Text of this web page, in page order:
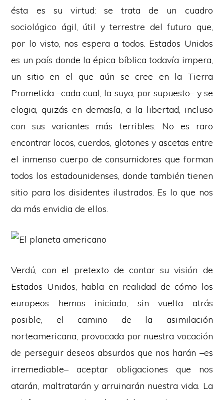
ésta es su virtud: se trata de un cuadro
sociológico ágil, útil y terrestre del futuro que,
por lo visto, nos espera a todos. Estados Unidos
es un país donde la épica bíblica todavía impera,
un sitio en el que aún se cree en la Tierra
Prometida –cada cual, la suya, por supuesto– y se
elogia, quizás en demasía, a la libertad, incluso
con sus variantes más terribles. No es raro
encontrar locos, cuerdos, glotones y ascetas entre
el inmenso cuerpo de consumidores que forman
todos los estadounidenses, donde también tienen
sitio para los disidentes ilustrados. Es lo que nos
da más envidia de ellos.
Verdú, con el pretexto de contar su visión de
Estados Unidos, habla en realidad de cómo los
europeos hemos iniciado, sin vuelta atrás
posible, el camino de la asimilación
norteamericana, provocada por nuestra vocación
de perseguir deseos absurdos que nos harán –es
irremediable– aceptar obligaciones que nos
atarán, maltratarán y arruinarán nuestra vida. La